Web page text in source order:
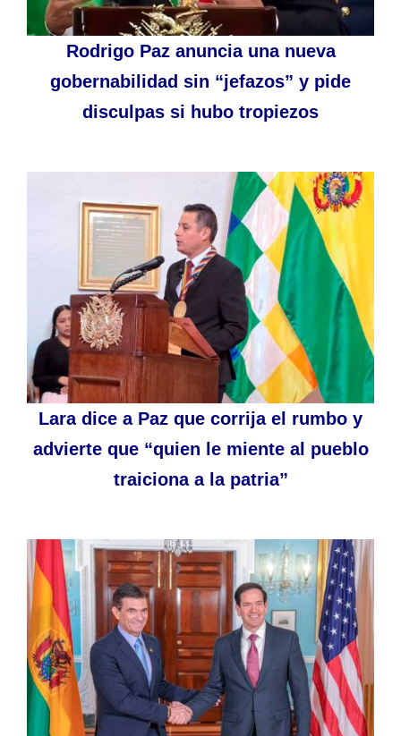
Rodrigo Paz anuncia una nueva
gobernabilidad sin “jefazos” y pide
disculpas si hubo tropiezos
Lara dice a Paz que corrija el rumbo y
advierte que “quien le miente al pueblo
traiciona a la patria”